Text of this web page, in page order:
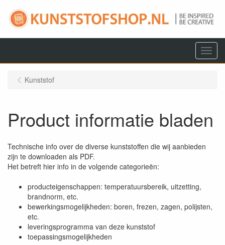
Menu
Kunststof
Product informatie bladen
Technische info over de diverse kunststoffen die wij aanbieden
zijn te downloaden als PDF.
Het betreft hier info in de volgende categorieën:
producteigenschappen: temperatuursbereik, uitzetting,
brandnorm, etc.
bewerkingsmogelijkheden: boren, frezen, zagen, polijsten,
etc.
leveringsprogramma van deze kunststof
toepassingsmogelijkheden